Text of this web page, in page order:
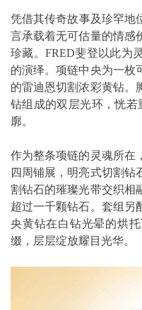
凭借其传奇故事及珍罕地
言承载着无可估量的情感
珍藏。FRED斐登以此为
的演绎。项链中央为一枚
的雷迪恩切割浓彩黄钻。
钻组成的双层光环，恍若
廓。
作为整条项链的灵魂所在
四周铺展，明亮式切割钻
割钻石的璀璨光带交织相
超过一千颗钻石。套组另
央黄钻在白钻光晕的烘
缀，层层绽放耀目光华。